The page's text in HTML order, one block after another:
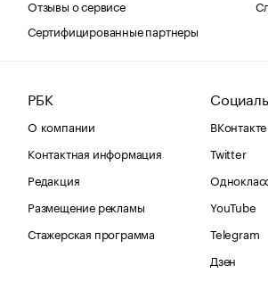
Отзывы о сервисе
Сертифицированные партнеры
РБК
О компании
Контактная информация
Редакция
Размещение рекламы
Стажерская программа
ВКонтакте
Twitter
YouTube
Telegram
Дзен